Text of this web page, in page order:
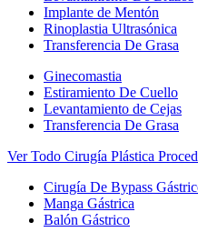
Implante de Mentón
Rinoplastia Ultrasónica
Transferencia De Grasa
Ginecomastia
Estiramiento De Cuello
Levantamiento de Cejas
Transferencia De Grasa
Ver Todo Cirugía Plástica
Cirugía De Bypass
Manga Gástrica
Balón Gástrico